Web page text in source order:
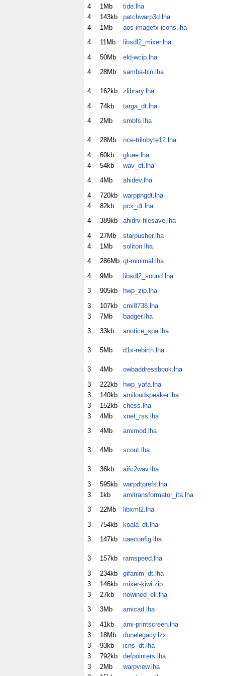
4
1Mb
tide.lha
4
143kb
patchwarp3d.lha
4
1Mb
aos-imagefx-icons.lha
4
11Mb
libsdl2_mixer.lha
4
50Mb
eld-wcip.lha
4
28Mb samba-bin.lha
4 162kb
zlibrary.lha
4
74kb
targa_dt.lha
4
2Mb smbfs.lha
4 28Mb
nce-trilobyte12.lha
4
60kb
gluae.lha
4
54kb
wav_dt.lha
4
4Mb
ahidev.lha
4
720kb
warppngdt.lha
4
82kb
pcx_dt.lha
4
389kb
ahidrv-filesave.lha
4
27Mb
starpusher.lha
4
1Mb
soliton.lha
4
286Mb qt-minimal.lha
4
9Mb
libsdl2_sound.lha
3
905kb
hwp_zip.lha
3
107kb
cmi8738.lha
3
7Mb
badger.lha
3
33kb anotice_spa.lha
3 5Mb d1x-rebirth.lha
3 4Mb
owbaddressbook.lha
3
222kb
hwp_yafa.lha
3
140kb
amiloudspeaker.lha
3
152kb
chess.lha
3
4Mb
xnet_rss.lha
3
4Mb amimod.lha
3 4Mb scout.lha
3 36kb
aifc2wav.lha
3
595kb
warpdtprefs.lha
3
1kb
amitransformator_ita.lha
3
22Mb
libxml2.lha
3
754kb
koala_dt.lha
3
147kb uaeconfig.lha
3 157kb
ramspeed.lha
3
234kb
gifanim_dt.lha
3
146kb
mixer-kiwi.zip
3
27kb
nowined_ell.lha
3
3Mb
amicad.lha
3
41kb
ami-printscreen.lha
3
18Mb
dunelegacy.lzx
3
93kb
icns_dt.lha
3
792kb
defpointers.lha
3
2Mb
warpview.lha